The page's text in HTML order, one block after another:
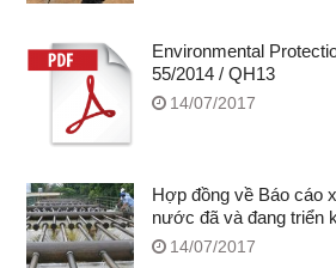
Environmental
55/2014 / QH13
14/07/2017
Hợp đồng về Báo cáo
nước đã và đang triển
14/07/2017